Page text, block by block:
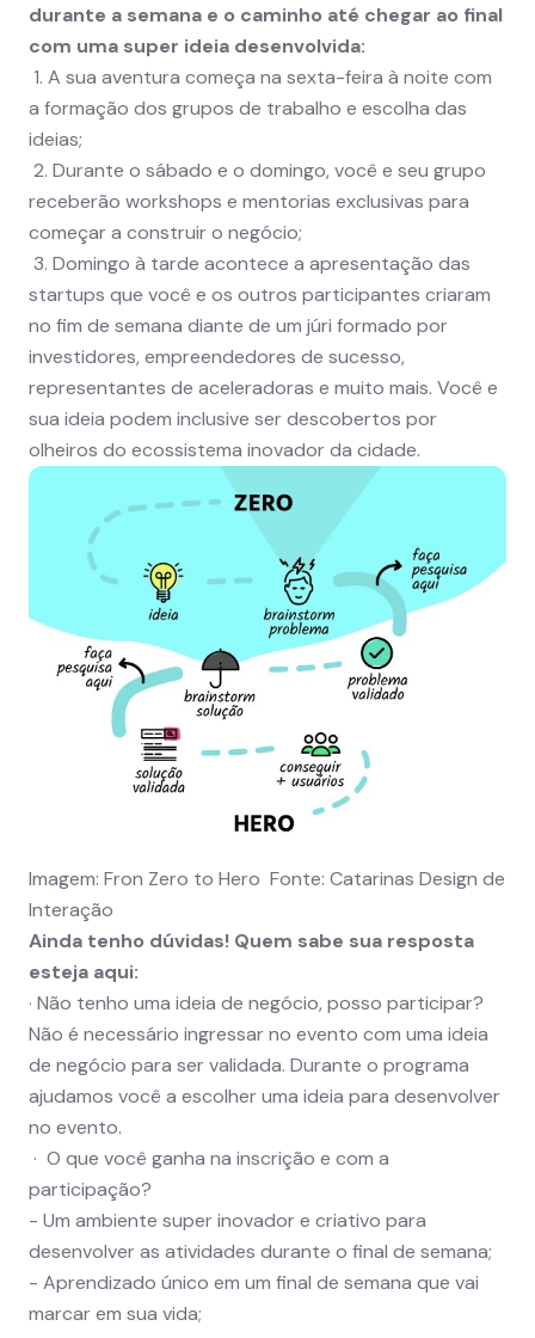
durante a semana e o caminho até chegar ao final
com uma super ideia desenvolvida:
1. A sua aventura começa na sexta-feira à noite com
a formação dos grupos de trabalho e escolha das
ideias;
2. Durante o sábado e o domingo, você e seu grupo
receberão workshops e mentorias exclusivas para
começar a construir o negócio;
3. Domingo à tarde acontece a apresentação das
startups que você e os outros participantes criaram
no fim de semana diante de um júri formado por
investidores, empreendedores de sucesso,
representantes de aceleradoras e muito mais. Você e
sua ideia podem inclusive ser descobertos por
olheiros do ecossistema inovador da cidade.
Imagem: Fron Zero to Hero Fonte: Catarinas Design de
Interação
Ainda tenho dúvidas! Quem sabe sua resposta
esteja aqui:
· Não tenho uma ideia de negócio, posso participar?
Não é necessário ingressar no evento com uma ideia
de negócio para ser validada. Durante o programa
ajudamos você a escolher uma ideia para desenvolver
no evento.
· O que você ganha na inscrição e com a
participação?
- Um ambiente super inovador e criativo para
desenvolver as atividades durante o final de semana;
- Aprendizado único em um final de semana que vai
marcar em sua vida;